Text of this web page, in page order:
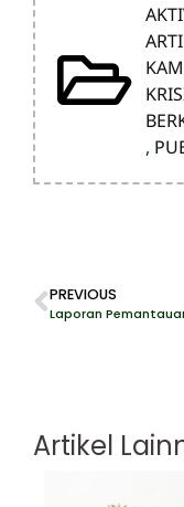
,
PREVIOUS
Artikel